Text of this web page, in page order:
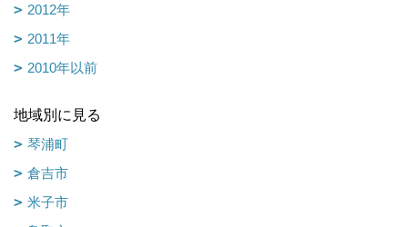
2012年
2011年
2010年以前
地域別に見る
琴浦町
倉吉市
米子市